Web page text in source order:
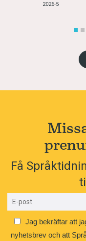
2026-5
Få
Jag bekräftar att
nyhetsbrev och att